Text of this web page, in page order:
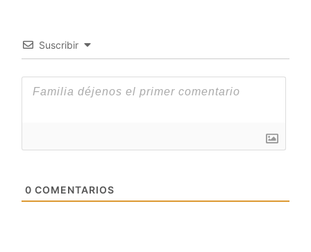
Suscribir
0 COMENTARIOS